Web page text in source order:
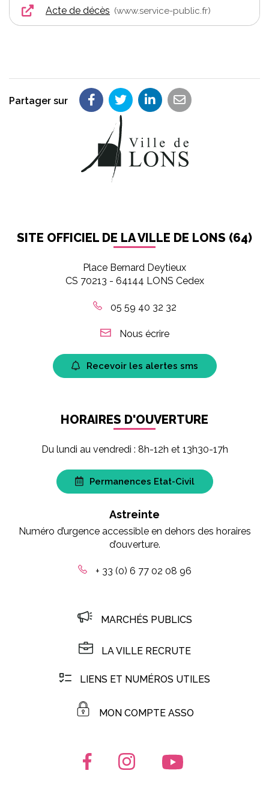
Acte de décès www.service-public.fr
Partager sur Partager sur Facebook
Partager sur Twitter
Partager sur LinkedIn
Partager par
SITE OFFICIEL DE LA VILLE DE LONS (64)
Place Bernard Deytieux
CS 70213 - 64144 LONS Cedex
05 59 40 32 32
Nous écrire
Recevoir les alertes sms
HORAIRES D'OUVERTURE
Du lundi au vendredi : 8h-12h et 13h30-17h
Permanences Etat-Civil
Astreinte
Numéro d’urgence accessible en dehors des horaires
d’ouverture.
+ 33 (0) 6 77 02 08 96
MARCHÉS PUBLICS
LA VILLE RECRUTE
LIENS ET NUMÉROS UTILES
MON COMPTE ASSO
Lien vers le compte Facebook
Lien vers le compte
Lien vers la chaîne